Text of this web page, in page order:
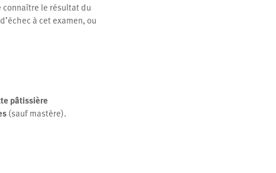
connaître le résultat du
à cet examen, ou
pâtissière
(sauf mastère).